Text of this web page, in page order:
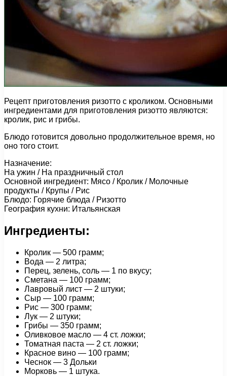
Рецепт приготовления ризотто с кроликом. Основными
ингредиентами для приготовления ризотто являются:
кролик, рис и грибы.
Блюдо готовится довольно продолжительное время, но
оно того стоит.
Назначение:
На ужин / На праздничный стол
Основной ингредиент: Мясо / Кролик / Молочные
продукты / Крупы / Рис
Блюдо: Горячие блюда / Ризотто
География кухни: Итальянская
Ингредиенты:
Кролик — 500 грамм;
Вода — 2 литра;
Перец, зелень, соль — 1 по вкусу;
Сметана — 100 грамм;
Лавровый лист — 2 штуки;
Сыр — 100 грамм;
Рис — 300 грамм;
Лук — 2 штуки;
Грибы — 350 грамм;
Оливковое масло — 4 ст. ложки;
Томатная паста — 2 ст. ложки;
Красное вино — 100 грамм;
Чеснок — 3 Дольки
Морковь — 1 штука.